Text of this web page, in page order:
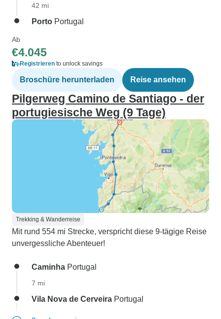
42 mi
Porto Portugal
Ab
€4.045
Registrieren to unlock savings
Broschüre herunterladen Reise ansehen
Pilgerweg Camino de Santiago - der
portugiesische Weg (9 Tage)
Trekking & Wanderreise
Mit rund 554 mi Strecke, verspricht diese 9-tägige Reise
unvergessliche Abenteuer!
Caminha Portugal
7 mi
Vila Nova de Cerveira Portugal